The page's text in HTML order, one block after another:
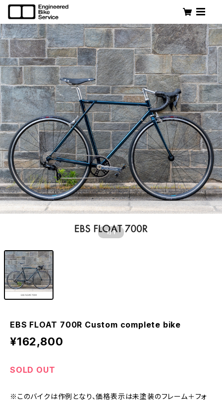
1/1
EBS FLOAT 700R Custom complete bike
¥162,800
SOLD OUT
※このバイクは作例となり、価格表示は未塗装のフレーム＋フォ